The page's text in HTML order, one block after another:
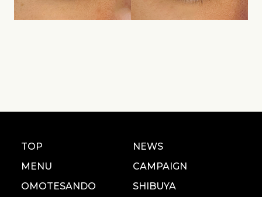
TOP
NEWS
MENU
CAMPAIGN
OMOTESANDO
SHIBUYA